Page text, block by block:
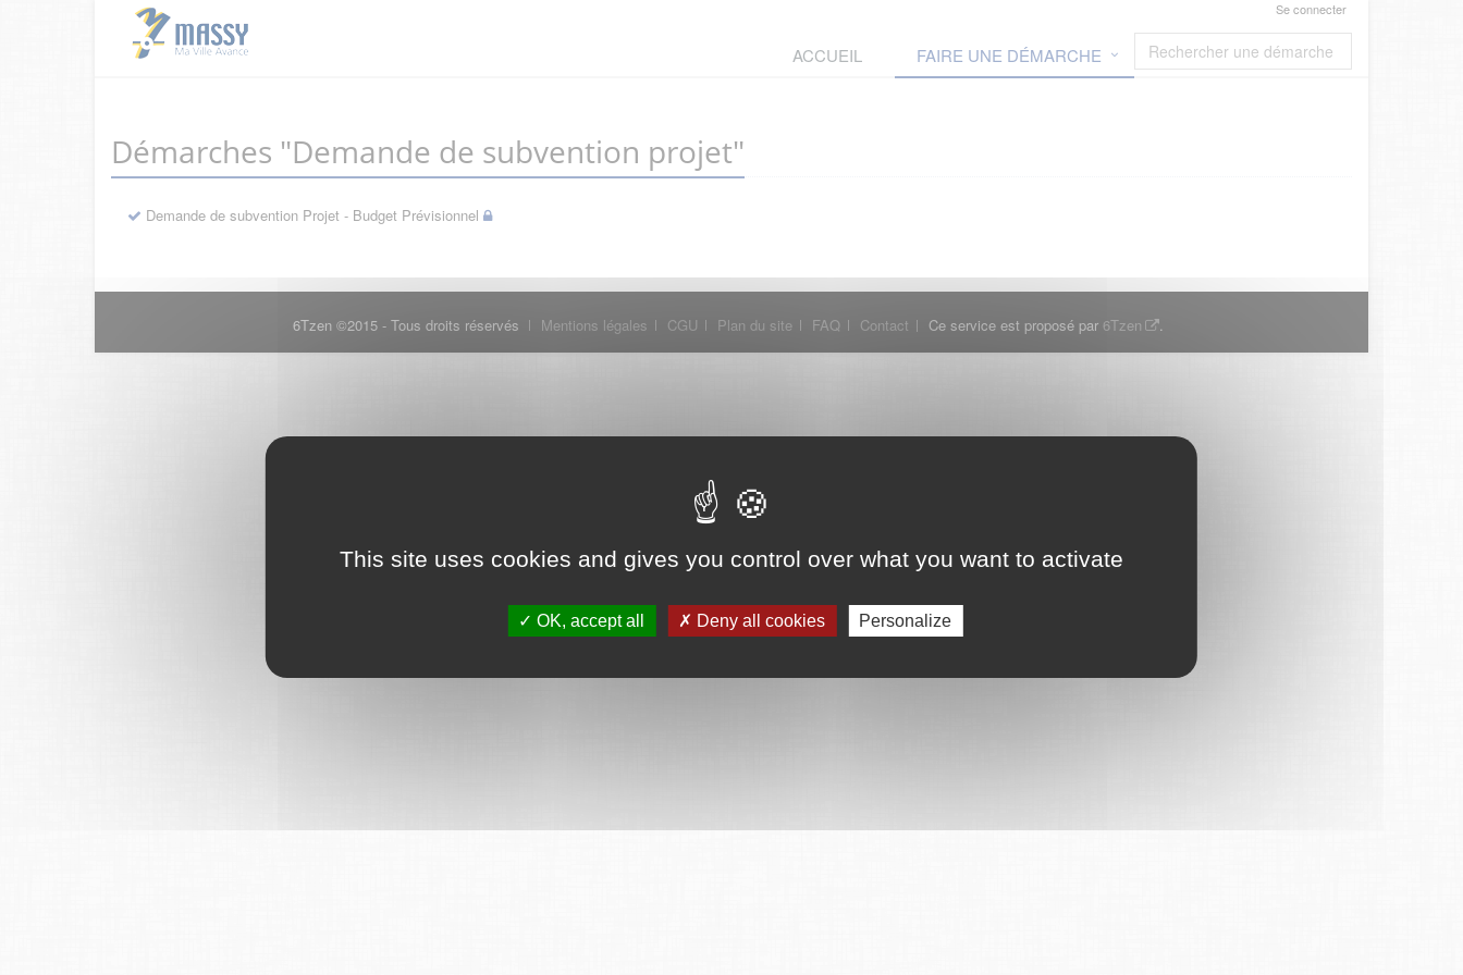
Se connecter
ACCUEIL FAIRE UNE DÉMARCHE
Démarches "Demande de subvention projet"
Demande de subvention Projet - Budget Prévisionnel
6Tzen ©2015 - Tous droits réservés Mentions légales CGU Plan du site FAQ Contact Ce service est proposé par 6Tzen .
This site uses cookies and gives you control over what you want to activate
OK, accept all Deny all cookies Personalize